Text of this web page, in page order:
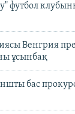
футбол
Венгрия
ұсынбақ
бас